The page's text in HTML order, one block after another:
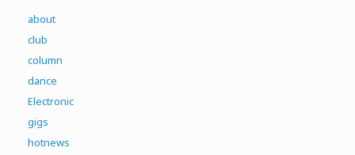
about
club
column
dance
Electronic
gigs
hotnews